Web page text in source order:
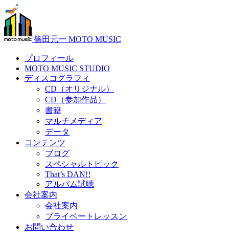
篠田元一 MOTO MUSIC
プロフィール
MOTO MUSIC STUDIO
ディスコグラフィ
CD（オリジナル）
CD（参加作品）
書籍
マルチメディア
データ
コンテンツ
ブログ
スペシャルトピック
That’s DAN!!
アルバム試聴
会社案内
会社案内
プライベートレッスン
お問い合わせ